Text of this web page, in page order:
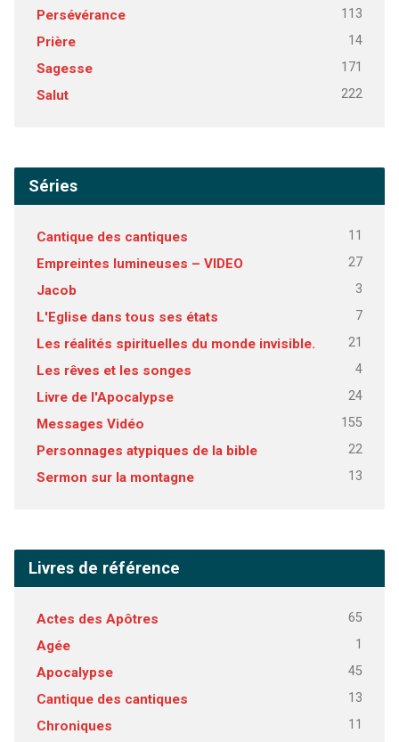
Persévérance 113
Prière 14
Sagesse 171
Salut 222
Séries
Cantique des cantiques 11
Empreintes lumineuses – VIDEO 27
Jacob 3
L'Eglise dans tous ses états 7
Les réalités spirituelles du monde invisible. 21
Les rêves et les songes 4
Livre de l'Apocalypse 24
Messages Vidéo 155
Personnages atypiques de la bible 22
Sermon sur la montagne 13
Livres de référence
Actes des Apôtres 65
Agée 1
Apocalypse 45
Cantique des cantiques 13
Chroniques 11